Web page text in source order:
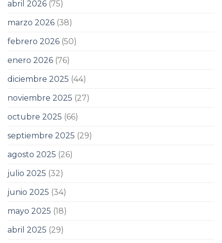
abril 2026 (75)
marzo 2026 (38)
febrero 2026 (50)
enero 2026 (76)
diciembre 2025 (44)
noviembre 2025 (27)
octubre 2025 (66)
septiembre 2025 (29)
agosto 2025 (26)
julio 2025 (32)
junio 2025 (34)
mayo 2025 (18)
abril 2025 (29)